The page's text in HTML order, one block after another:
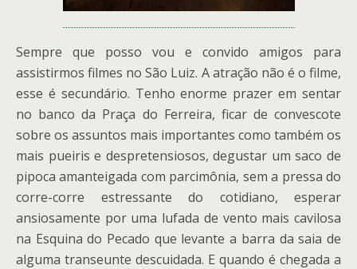
Sempre que posso vou e convido amigos para
assistirmos filmes no São Luiz. A atração não é o filme,
esse é secundário. Tenho enorme prazer em sentar
no banco da Praça do Ferreira, ficar de convescote
sobre os assuntos mais importantes como também os
mais pueiris e despretensiosos, degustar um saco de
pipoca amanteigada com parcimônia, sem a pressa do
corre-corre estressante do cotidiano, esperar
ansiosamente por uma lufada de vento mais cavilosa
na Esquina do Pecado que levante a barra da saia de
alguma transeunte descuidada. E quando é chegada a